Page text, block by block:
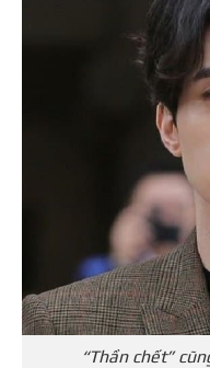
“Thần chết”